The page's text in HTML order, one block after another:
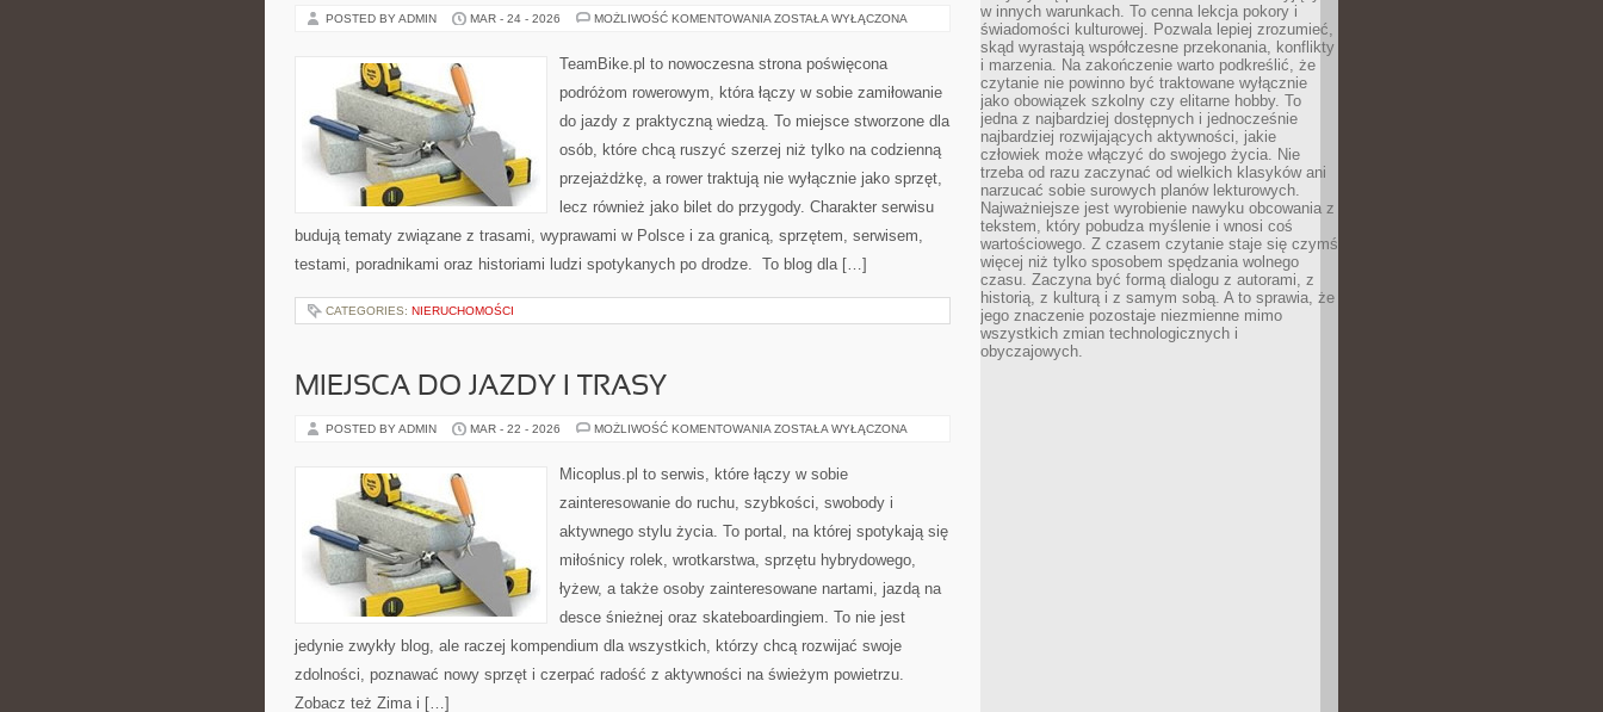
POSTED BY ADMIN MAR - 24 - 2026 MOŻLIWOŚĆ KOMENTOWANIA WEEKENDOWE
ZOSTAŁA WYŁĄCZONA
TeamBike.pl to nowoczesna strona poświęcona
podróżom rowerowym, która łączy w sobie zamiłowanie
do jazdy z praktyczną wiedzą. To miejsce stworzone dla
osób, które chcą ruszyć szerzej niż tylko na codzienną
przejażdżkę, a rower traktują nie wyłącznie jako sprzęt,
lecz również jako bilet do przygody. Charakter serwisu
budują tematy związane z trasami, wyprawami w Polsce i za granicą, sprzętem, serwisem,
testami, poradnikami oraz historiami ludzi spotykanych po drodze. To blog dla […]
CATEGORIES: NIERUCHOMOŚCI
MIEJSCA DO JAZDY I TRASY
POSTED BY ADMIN MAR - 22 - 2026 MOŻLIWOŚĆ KOMENTOWANIA MIEJSCA
TRASY
ZOSTAŁA WYŁĄCZONA
Micoplus.pl to serwis, które łączy w sobie
zainteresowanie do ruchu, szybkości, swobody i
aktywnego stylu życia. To portal, na której spotykają się
miłośnicy rolek, wrotkarstwa, sprzętu hybrydowego,
łyżew, a także osoby zainteresowane nartami, jazdą na
desce śnieżnej oraz skateboardingiem. To nie jest
jedynie zwykły blog, ale raczej kompendium dla wszystkich, którzy chcą rozwijać swoje
zdolności, poznawać nowy sprzęt i czerpać radość z aktywności na świeżym powietrzu.
Zobacz też Zima i […]
w innych warunkach. To cenna lekcja pokory i
świadomości kulturowej. Pozwala lepiej zrozumieć,
skąd wyrastają współczesne przekonania, konflikty
i marzenia. Na zakończenie warto podkreślić, że
czytanie nie powinno być traktowane wyłącznie
jako obowiązek szkolny czy elitarne hobby. To
jedna z najbardziej dostępnych i jednocześnie
najbardziej rozwijających aktywności, jakie
człowiek może włączyć do swojego życia. Nie
trzeba od razu zaczynać od wielkich klasyków ani
narzucać sobie surowych planów lekturowych.
Najważniejsze jest wyrobienie nawyku obcowania z
tekstem, który pobudza myślenie i wnosi coś
wartościowego. Z czasem czytanie staje się czymś
więcej niż tylko sposobem spędzania wolnego
czasu. Zaczyna być formą dialogu z autorami, z
historią, z kulturą i z samym sobą. A to sprawia, że
jego znaczenie pozostaje niezmienne mimo
wszystkich zmian technologicznych i
obyczajowych.